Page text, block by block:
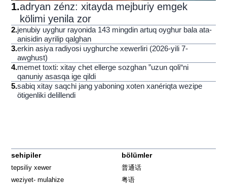
1.adryan zénz: xitayda mejburiy emgek
kölimi yenila zor
2.jenubiy uyghur rayonida 143 mingdin artuq oyghur bala ata-
anisidin ayrilip qalghan
3.erkin asiya radiyosi uyghurche xewerliri (2026-yili 7-
awghust)
4.memet toxti: xitay chet ellerge sozghan ”uzun qoli“ni
qanuniy asasqa ige qildi
5.sabiq xitay saqchi jang yaboning xoten xanériqta wezipe
ötigenliki delillendi
sehipiler
tepsiliy xewer
weziyet- mulahize
bölümler
普通话
粤语